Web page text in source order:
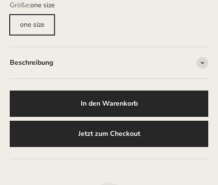
Größe:one size
one size
Beschreibung
In den Warenkorb
Jetzt zum Checkout